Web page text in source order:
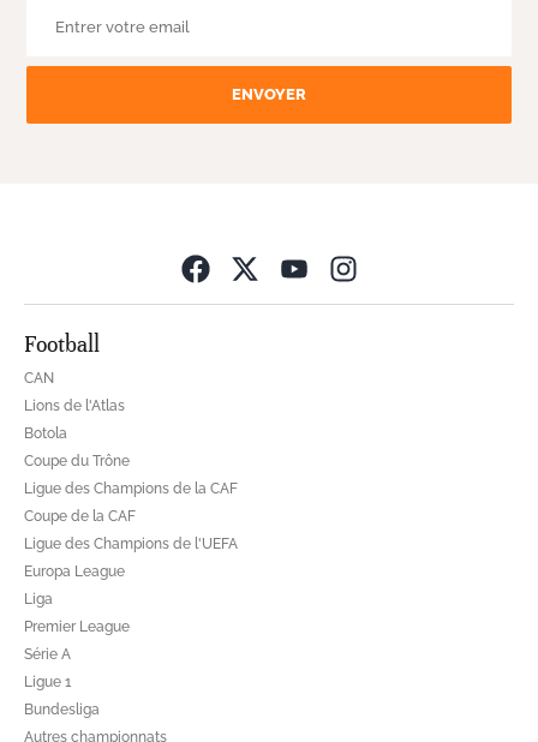
ENVOYER
Football
CAN
Lions de l'Atlas
Botola
Coupe du Trône
Ligue des Champions de la CAF
Coupe de la CAF
Ligue des Champions de l'UEFA
Europa League
Liga
Premier League
Série A
Ligue 1
Bundesliga
Autres championnats